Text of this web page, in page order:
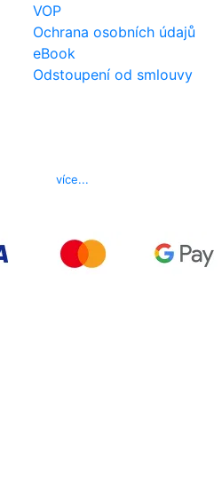
VOP
Ochrana osobních údajů
eBook
Odstoupení od smlouvy
více...